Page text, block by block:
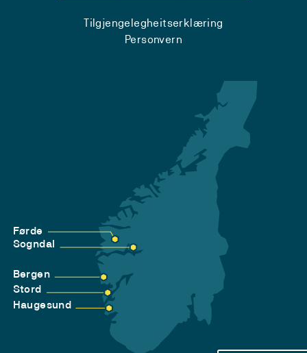
Tilgjengelegheitserklæring
Personvern
Førde
Sogndal
Bergen
Stord
Haugesund